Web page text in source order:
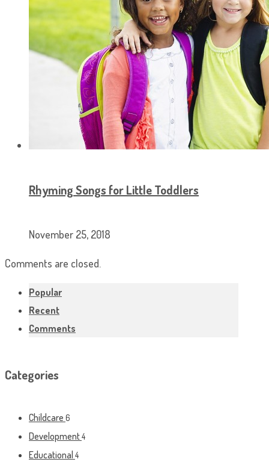
Rhyming Songs for Little Toddlers
November 25, 2018
Comments are closed.
Popular
Recent
Comments
Categories
Childcare 6
Development4
Educational 4